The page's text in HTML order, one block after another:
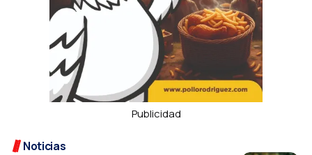
Publicidad
Noticias